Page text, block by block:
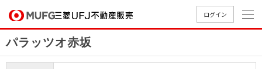
ログイン
買いたい
パラッツオ赤坂